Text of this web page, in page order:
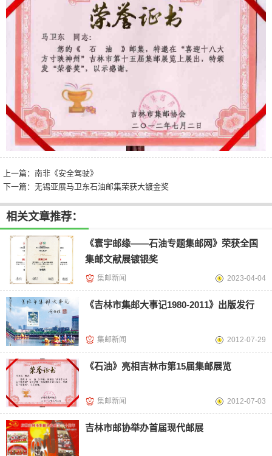
上一篇： 南非《安全驾驶》
下一篇： 无锡亚展马卫东石油邮集荣获大镀金奖
相关文章推荐：
《寰宇邮缘——石油专题集邮网》荣获全国
集邮文献展镀银奖
集邮新闻 2023-04-04
《吉林市集邮大事记1980-2011》出版发行
集邮新闻 2012-07-29
《石油》亮相吉林市第15届集邮展览
集邮新闻 2012-07-03
吉林市邮协举办首届现代邮展